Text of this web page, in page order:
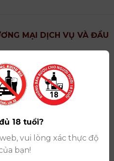
MẠI DỊCH VỤ VÀ ĐẦU
Thành Phố Hà Nội
Giai, Phường Ngọc Hà,
do Sở Tài Chính Thành
07/05/2008,đăng ký
08/2025
số : 529/GP-BCT do Bộ
2022
18 tuổi?
vui lòng xác thực độ
bạn!